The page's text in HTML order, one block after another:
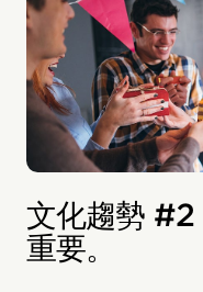
文化趨勢 #2
重要。